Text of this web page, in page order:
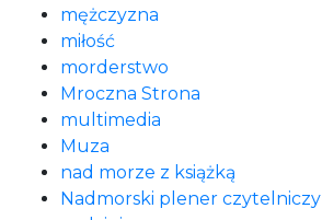
mężczyzna
miłość
morderstwo
Mroczna Strona
multimedia
Muza
nad morze z książką
Nadmorski plener czytelniczy